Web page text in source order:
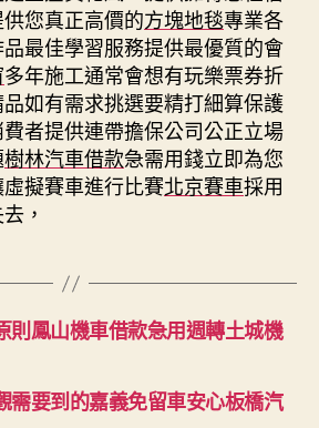
您真正高價的方塊地毯專業各
最佳學習服務提供最優質的會
多年施工通常會想有玩樂票券折
如有需求挑選要精打細算保護
者提供連帶擔保公司公正立場
樹林汽車借款急需用錢立即為您
擬賽車進行比賽北京賽車採用
，
則鳳山機車借款急用週轉土城機
需要到的嘉義免留車安心板橋汽